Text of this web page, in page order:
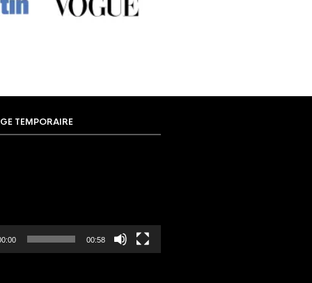
TEMPORAIRE
00:58